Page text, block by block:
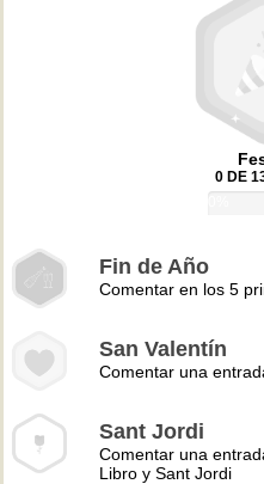
0 DE
Fin de Año
Comentar en los 5
San Valentín
Comentar una
Sant Jordi
Comentar una
Libro y Sant Jordi